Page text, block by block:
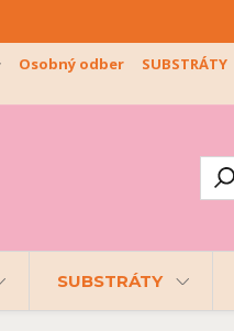
Osobný odber SUBSTRÁTY
SUBSTRÁTY